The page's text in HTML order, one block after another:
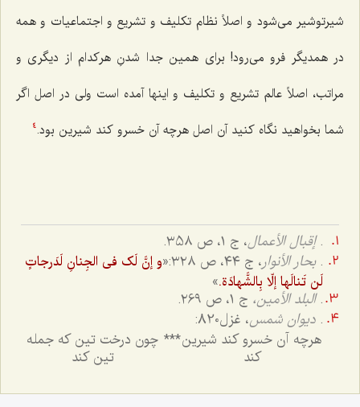
شیرتوشیر می‌شود و اصلاً نظام تکلیف و تشریع و اجتماعیات و همه
در همدیگر فرو می‌رود! برای همین جدا شدنِ هرکدام از دیگری و
مراتب، اصلاً عالم تشریع و تکلیف و اینها آمده است ولی در اصل اگر
شما بخواهید نگاه کنید آن اصل هرچه آن خسرو کند شیرین بود.4
.إقبال الأعمال، ج ۱، ص ۳5۸.
.بحار الأنوار، ج ٤٤، ص ٣٢٨: «و إنَّ لَک فی الجِنانِ لَدَرجاتٍ
لَن تَنالَها إلّا بِالشَّهادَة.»
.البلد الأمین، ج ۱، ص ۲6۹.
. دیوان شمس، غزل820:
هرچه آن خسرو کند شیرین
کند
*** چون درخت تین که جمله
تین کند